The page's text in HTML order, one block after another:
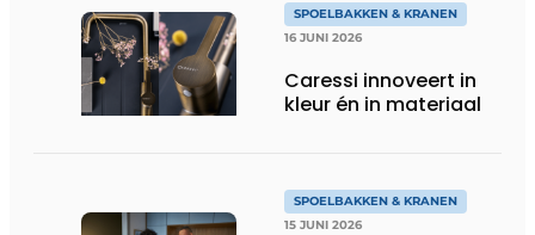
SPOELBAKKEN & KRANEN
16 JUNI 2026
Caressi innoveert in
kleur én in materiaal
SPOELBAKKEN & KRANEN
15 JUNI 2026